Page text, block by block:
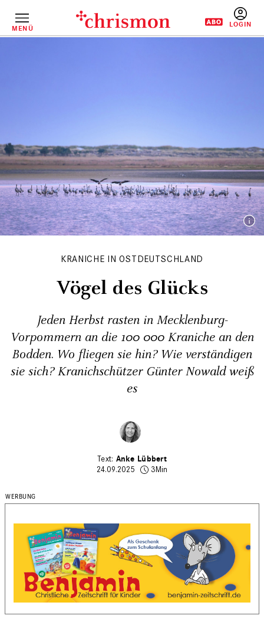
InhaltMENÜ
KRANICHE IN OSTDEUTSCHLAND
Vögel des Glücks
Jeden Herbst rasten in Mecklenburg-
Vorpommern an die 100 000 Kraniche an den
Bodden. Wo fliegen sie hin? Wie verständigen
sie sich? Kranichschützer Günter Nowald weiß
es
Anke Lübbert
24.09.2025
3Min